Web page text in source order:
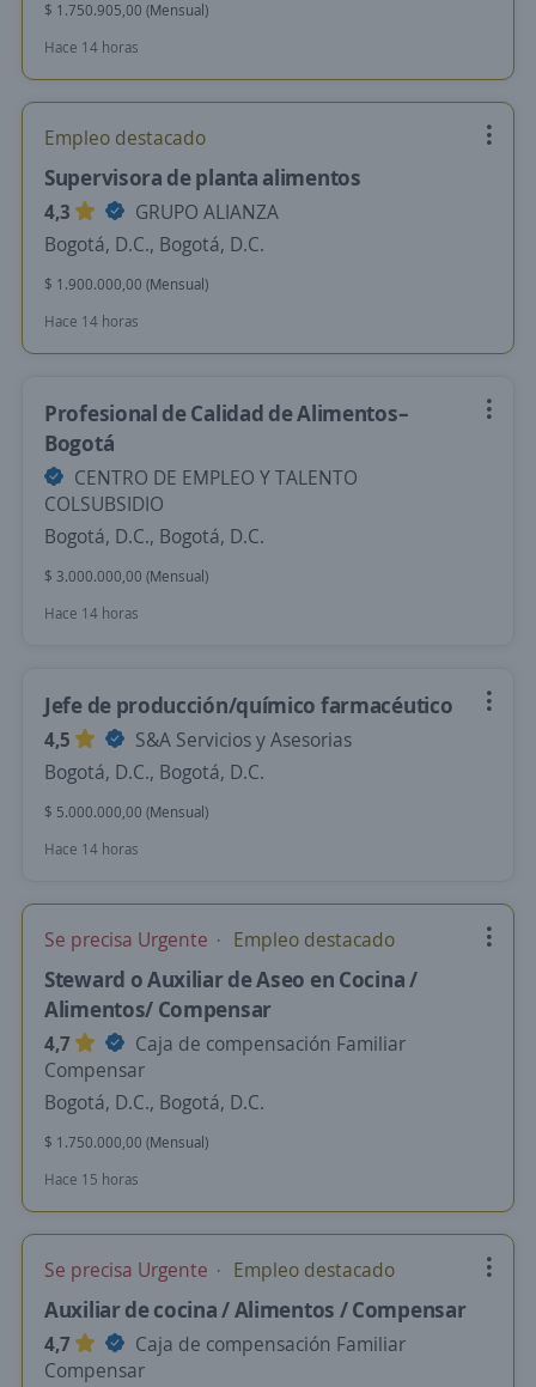
$ 1.750.905,00 (Mensual)
Hace 14 horas
Empleo destacado
Supervisora de planta alimentos
4,3
GRUPO ALIANZA
Bogotá, D.C., Bogotá, D.C.
$ 1.900.000,00 (Mensual)
Hace 14 horas
Profesional de Calidad de Alimentos–
Bogotá
CENTRO DE EMPLEO Y TALENTO
COLSUBSIDIO
Bogotá, D.C., Bogotá, D.C.
$ 3.000.000,00 (Mensual)
Hace 14 horas
Jefe de producción/químico farmacéutico
4,5
S&A Servicios y Asesorias
Bogotá, D.C., Bogotá, D.C.
$ 5.000.000,00 (Mensual)
Hace 14 horas
Se precisa Urgente Empleo destacado
Steward o Auxiliar de Aseo en Cocina /
Alimentos/ Compensar
4,7
Caja de compensación Familiar
Compensar
Bogotá, D.C., Bogotá, D.C.
$ 1.750.000,00 (Mensual)
Hace 15 horas
Se precisa Urgente Empleo destacado
Auxiliar de cocina / Alimentos / Compensar
4,7
Caja de compensación Familiar
Compensar